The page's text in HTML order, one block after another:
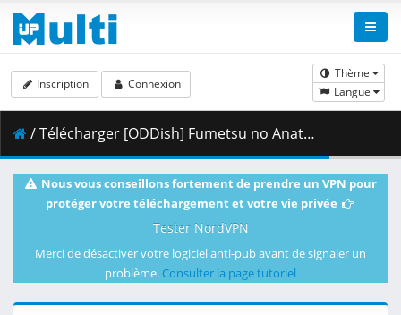
Thème
Langue
Inscription Connexion
/ Télécharger [ODDish] Fumetsu no Anata e - S03E21 (WEB 1080p H.264 AAC 2.0) [7BAFE790].mkv.001 ( 499.40 MB )
Nous vous conseillons fortement de prendre un VPN pour
protéger votre téléchargement et votre vie privée
Tester NordVPN
Merci de désactiver votre logiciel anti-pub avant de signaler un
problème. Consulter la page tutoriel